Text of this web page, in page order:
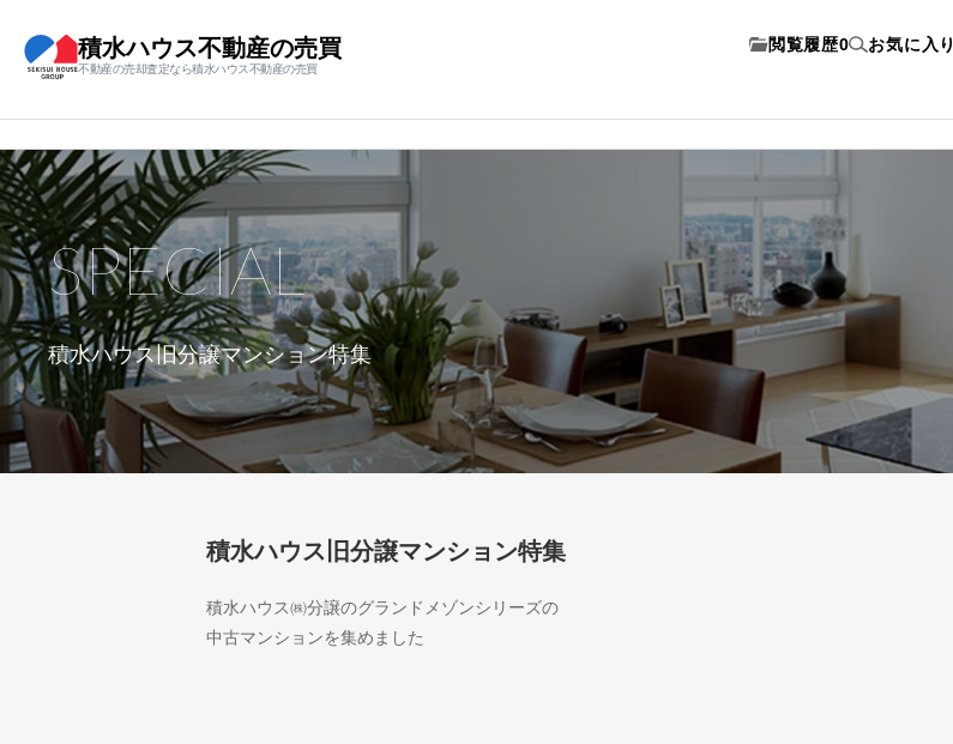
積水ハウス不動産の売買
不動産の売却査定なら積水ハウス不動産の売買
閲覧履歴0 お気に入り
積水ハウス旧分譲マンション特集
SPECIAL
積水ハウス旧分譲マンション特集
積水ハウス㈱分譲のグランドメゾンシリーズの
中古マンションを集めました